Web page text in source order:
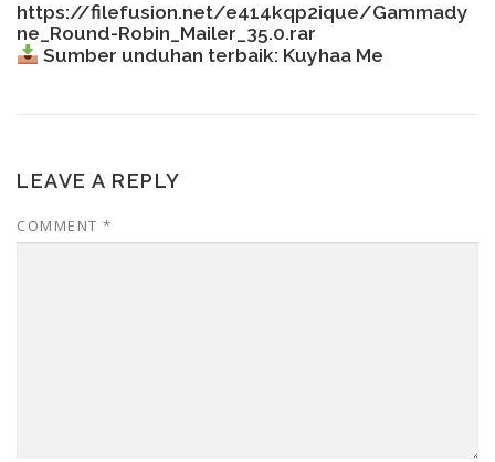
https://filefusion.net/e414kqp2ique/Gammady
ne_Round-Robin_Mailer_35.0.rar
Sumber unduhan terbaik: Kuyhaa Me
LEAVE A REPLY
COMMENT *